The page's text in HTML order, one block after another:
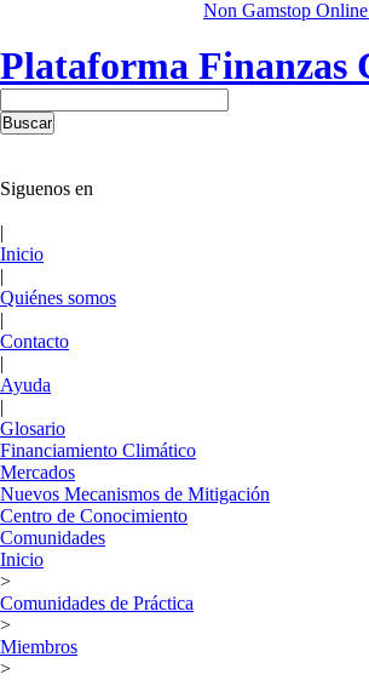
Non Gamstop
Plataforma Finanzas
Siguenos en
|
Inicio
|
Quiénes somos
|
Contacto
|
Ayuda
|
Glosario
Financiamiento Climático
Mercados
Nuevos Mecanismos de Mitigación
Centro de Conocimiento
Comunidades
Inicio
>
Comunidades de Práctica
>
Miembros
>